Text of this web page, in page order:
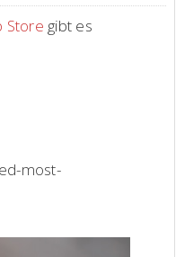
Store gibt es
most-